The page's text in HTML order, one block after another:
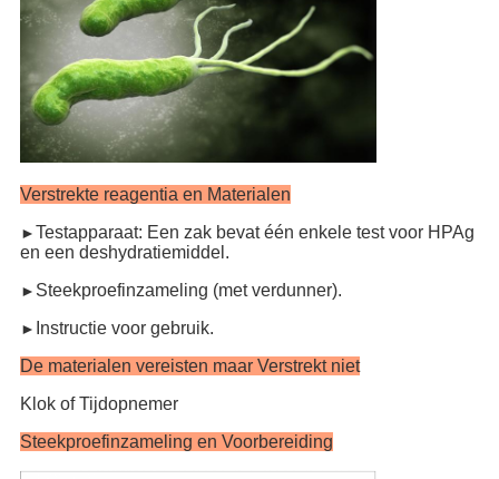
Verstrekte reagentia en Materialen
►Testapparaat: Een zak bevat één enkele test voor HPAg
en een deshydratiemiddel.
► Steekproefinzameling (met verdunner).
► Instructie voor gebruik.
De materialen vereisten maar Verstrekt niet
Klok of Tijdopnemer
Steekproefinzameling en Voorbereiding